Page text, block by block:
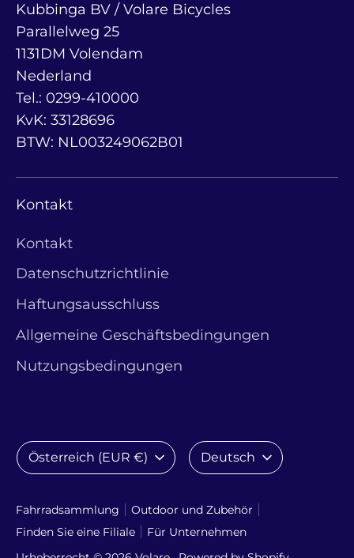
Kubbinga BV / Volare Bicycles
Parallelweg 25
1131DM Volendam
Nederland
Tel.: 0299-410000
KvK: 33128696
BTW: NL003249062B01
Kontakt
Kontakt
Datenschutzrichtlinie
Haftungsausschluss
Allgemeine Geschäftsbedingungen
Nutzungsbedingungen
Fahrradsammlung
Outdoor und Zubehör
Finden Sie eine Filiale
Für Unternehmen
Währung
Österreich (EUR €) Sprache
Deutsch